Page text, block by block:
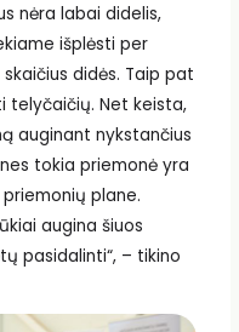
nėra labai didelis,
išplėsti per
didės. Taip pat
telyčaičių. Net keista,
auginant nykstančius
tokia priemonė yra
plane.
augina šiuos
pasidalinti“, – tikino